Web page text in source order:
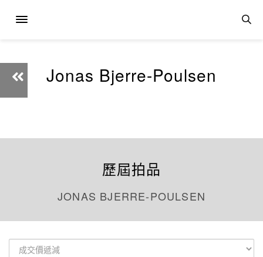
Jonas Bjerre-Poulsen
歷屆拍品
JONAS BJERRE-POULSEN